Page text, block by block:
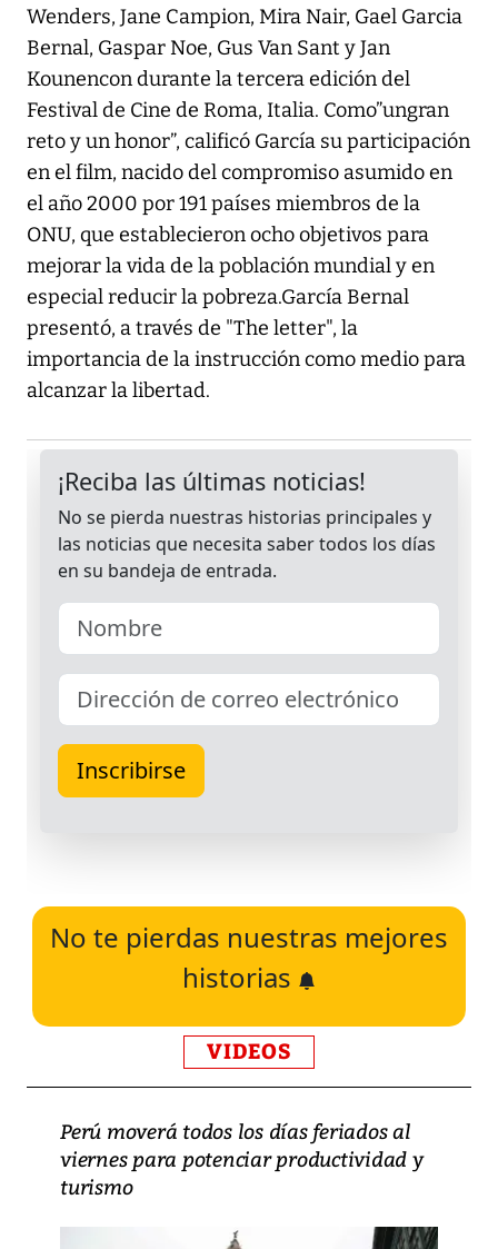
Wenders, Jane Campion, Mira Nair, Gael Garcia
Bernal, Gaspar Noe, Gus Van Sant y Jan
Kounencon durante la tercera edición del
Festival de Cine de Roma, Italia. Como”ungran
reto y un honor”, calificó García su participación
en el film, nacido del compromiso asumido en
el año 2000 por 191 países miembros de la
ONU, que establecieron ocho objetivos para
mejorar la vida de la población mundial y en
especial reducir la pobreza.García Bernal
presentó, a través de "The letter", la
importancia de la instrucción como medio para
alcanzar la libertad.
No te pierdas nuestras mejores
historias
VIDEOS
Perú moverá todos los días feriados al
viernes para potenciar productividad y
turismo